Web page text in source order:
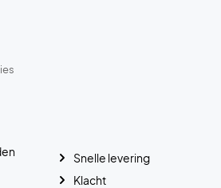
Snelle levering
Klacht